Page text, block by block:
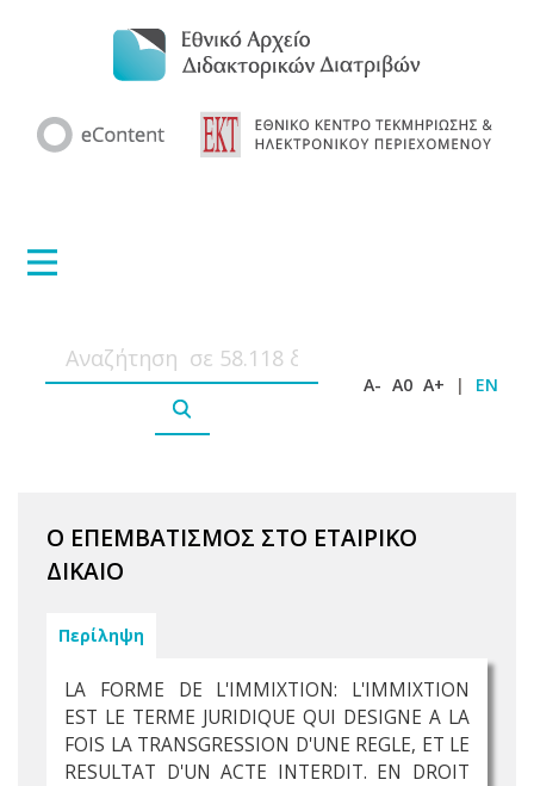
A- A0 A+ | EN
Ο ΕΠΕΜΒΑΤΙΣΜΟΣ ΣΤΟ ΕΤΑΙΡΙΚΟ
ΔΙΚΑΙΟ
Περίληψη
LA FORME DE L'IMMIXTION: L'IMMIXTION
EST LE TERME JURIDIQUE QUI DESIGNE A LA
FOIS LA TRANSGRESSION D'UNE REGLE, ET LE
RESULTAT D'UN ACTE INTERDIT. EN DROIT